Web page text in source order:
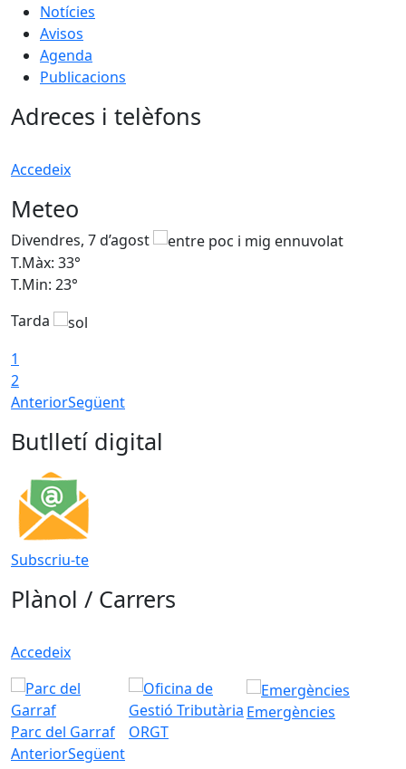
Notícies
Avisos
Agenda
Publicacions
Adreces i telèfons
Accedeix
Meteo
Divendres, 7 d’agost
T.Màx: 33°
T.Min: 23°
Tarda
1
2
AnteriorSegüent
Butlletí digital
Subscriu-te
Plànol / Carrers
Accedeix
Parc del Garraf ORGT
Emergències
AnteriorSegüent